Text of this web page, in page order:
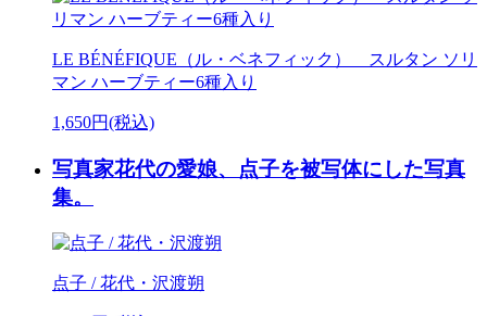
LE BÉNÉFIQUE（ル・ベネフィック） スルタン ソリ
マン ハーブティー6種入り
1,650円(税込)
写真家花代の愛娘、点子を被写体にした写真
集。
点子 / 花代・沢渡朔